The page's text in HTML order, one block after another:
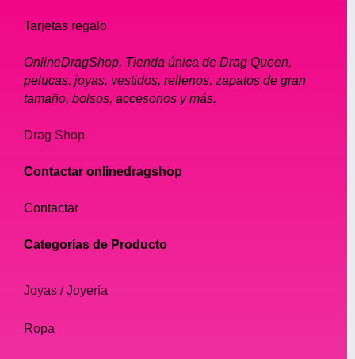
Tarjetas regalo
OnlineDragShop, Tienda única de Drag Queen,
pelucas, joyas, vestidos, rellenos, zapatos de gran
tamaño, bolsos, accesorios y más.
Drag Shop
Contactar onlinedragshop
Contactar
Categorías de Producto
Joyas / Joyería
Ropa